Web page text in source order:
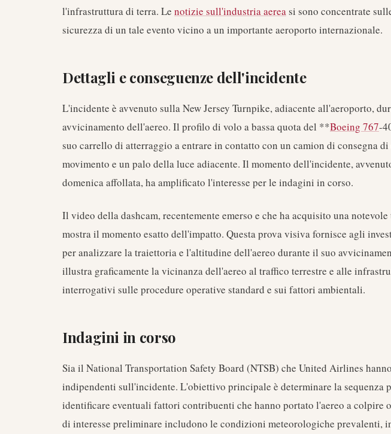
l'infrastruttura di terra. Le notizie sull'industria aereasi sono concentrate
sicurezza di un tale evento vicino a un importante aeroporto internazionale.
Dettagli e conseguenze dell'incidente
L'incidente è avvenuto sulla New Jersey Turnpike, adiacente all'aeroporto,
avvicinamento dell'aereo. Il profilo di volo a bassa quota del **Boeing 767-
suo carrello di atterraggio a entrare in contatto con un camion di consegna
movimento e un palo della luce adiacente. Il momento dell'incidente,
domenica affollata, ha amplificato l'interesse per le indagini in corso.
Il video della dashcam, recentemente emerso e che ha acquisito una
mostra il momento esatto dell'impatto. Questa prova visiva fornisce agli
per analizzare la traiettoria e l'altitudine dell'aereo durante il suo
illustra graficamente la vicinanza dell'aereo al traffico terrestre e alle
interrogativi sulle procedure operative standard e sui fattori ambientali.
Indagini in corso
Sia il National Transportation Safety Board (NTSB) che United Airlines
indipendenti sull'incidente. L'obiettivo principale è determinare la sequenza
identificare eventuali fattori contribuenti che hanno portato l'aereo a colpire
di interesse preliminare includono le condizioni meteorologiche prevalenti,